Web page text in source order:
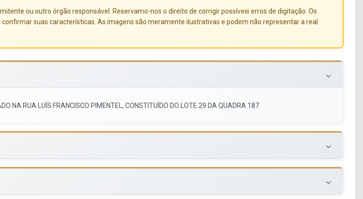
ou outro órgão responsável. Reservamo-nos o direito de corrigir possíveis erros de digitação. Os
suas características. As imagens são meramente ilustrativas e podem não representar a real
keyboard_arrow_down
NA RUA LUÍS FRANCISCO PIMENTEL, CONSTITUÍDO DO LOTE 29 DA QUADRA 187
keyboard_arrow_down
keyboard_arrow_down